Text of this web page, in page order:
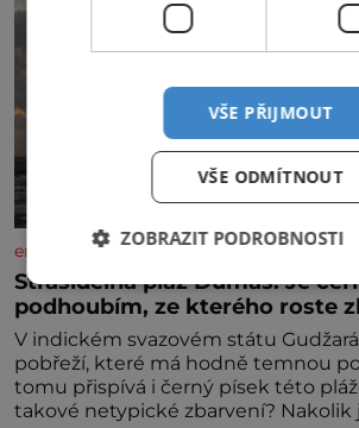
enigmaplus.cz
Strašidelná pláž Dumas: Je
podhoubím, ze kterého roste
V indickém svazovém státu
pobřeží, které má hodně temnou
tomu přispívá i černý písek této
takové netypické
VŠE PŘIJMOUT
VŠE ODMÍTNOUT
ZOBRAZIT PODROBNOSTI